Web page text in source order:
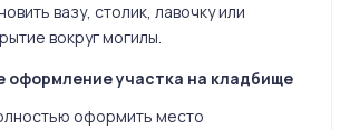
вазу, столик, лавочку или
вокруг могилы.
оформление участка на кладбище
оформить место